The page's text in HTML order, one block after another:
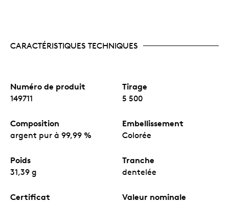
CARACTÉRISTIQUES TECHNIQUES
Numéro de produit
149711
Tirage
5 500
Composition
argent pur à 99,99 %
Embellissement
Colorée
Poids
31,39 g
Tranche
dentelée
Certificat Valeur nominale